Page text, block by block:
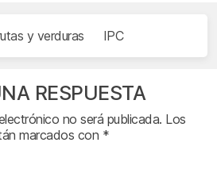
y verduras IPC
RESPUESTA
no será publicada. Los
marcados con *